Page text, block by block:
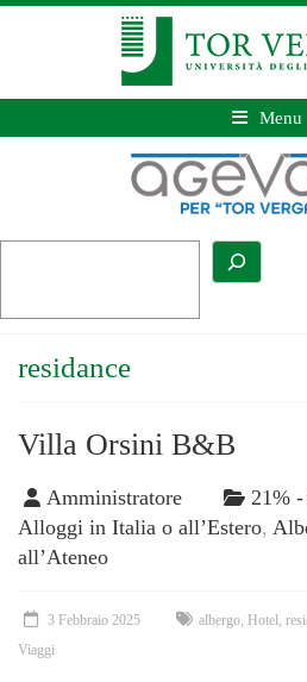
Menu
residance
Villa Orsini B&B
Amministratore 21%
Alloggi in Italia o all’Estero,
all’Ateneo
3 Febbraio 2025 albergo Hotel
Viaggi